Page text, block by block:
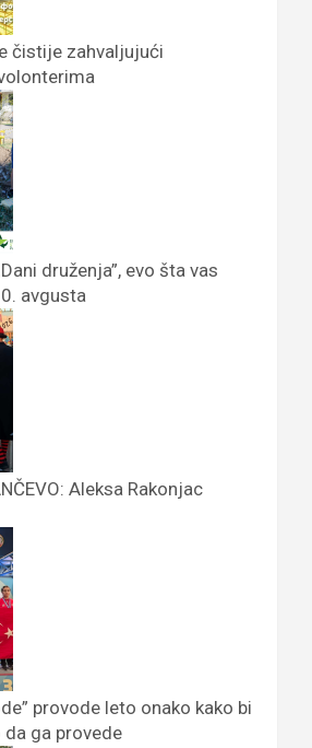
čistije zahvaljujući
druženja”, evo šta vas
avgusta
Aleksa Rakonjac
provode leto onako kako bi
ga provede